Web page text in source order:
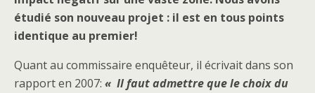
étudié son nouveau projet : il est en tous points
identique au premier!
Quant au commissaire enquêteur, il écrivait dans son
rapport en 2007: « Il faut admettre que le choix du